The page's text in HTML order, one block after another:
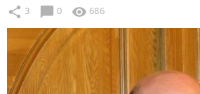
share 3 chat_bubble 0 visibility 686